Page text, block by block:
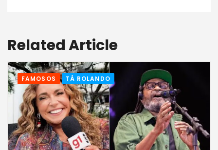
Related Article
FAMOSOS TÁ ROLANDO